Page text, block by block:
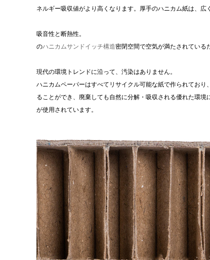
ネルギー吸収値がより高くなります。厚手のハニカム紙は、
吸音性と断熱性。
のハニカムサンドイッチ構造密閉空間で空気が満たされている
現代の環境トレンドに沿って、汚染はありません。
ハニカムペーパーはすべてリサイクル可能な紙で作られてお
ることができ、廃棄しても自然に分解・吸収される優れた環
が使用されています。